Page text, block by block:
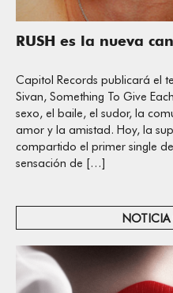
RUSH es la nueva
Capitol Records publicará el
Sivan, Something To Give
sexo, el baile, el sudor, la
amor y la amistad. Hoy, la
compartido el primer single del
sensación de […]
NOTICIA